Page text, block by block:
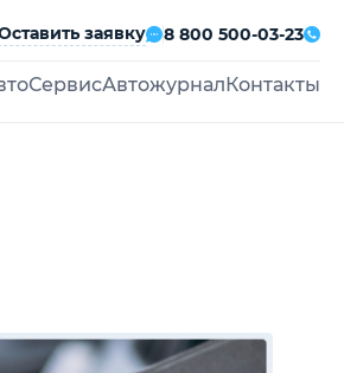
заявку 8 800 500-03-23
СервисАвтожурнал Контакты